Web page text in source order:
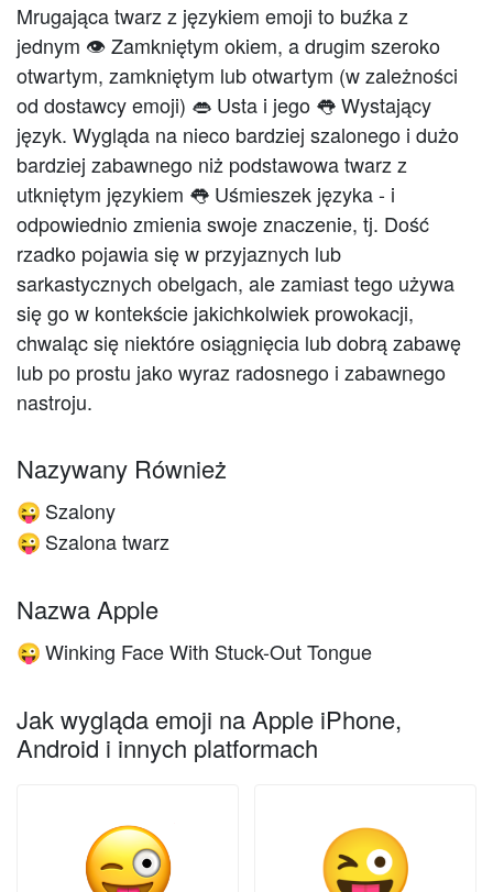
Mrugająca twarz z językiem emoji to buźka z
jednym 👁 Zamkniętym okiem, a drugim szeroko
otwartym, zamkniętym lub otwartym (w zależności
od dostawcy emoji) 👄 Usta i jego 👅 Wystający
język. Wygląda na nieco bardziej szalonego i dużo
bardziej zabawnego niż podstawowa twarz z
utkniętym językiem 👅 Uśmieszek języka - i
odpowiednio zmienia swoje znaczenie, tj. Dość
rzadko pojawia się w przyjaznych lub
sarkastycznych obelgach, ale zamiast tego używa
się go w kontekście jakichkolwiek prowokacji,
chwaląc się niektóre osiągnięcia lub dobrą zabawę
lub po prostu jako wyraz radosnego i zabawnego
nastroju.
Nazywany Również
😜 Szalony
😜 Szalona twarz
Nazwa Apple
😜 Winking Face With Stuck-Out Tongue
Jak wygląda emoji na Apple iPhone,
Android i innych platformach